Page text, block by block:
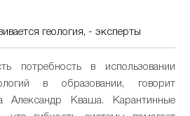
геология, - эксперты
потребность в использовании
в образовании, говорит
Александр Кваша. Карантинные